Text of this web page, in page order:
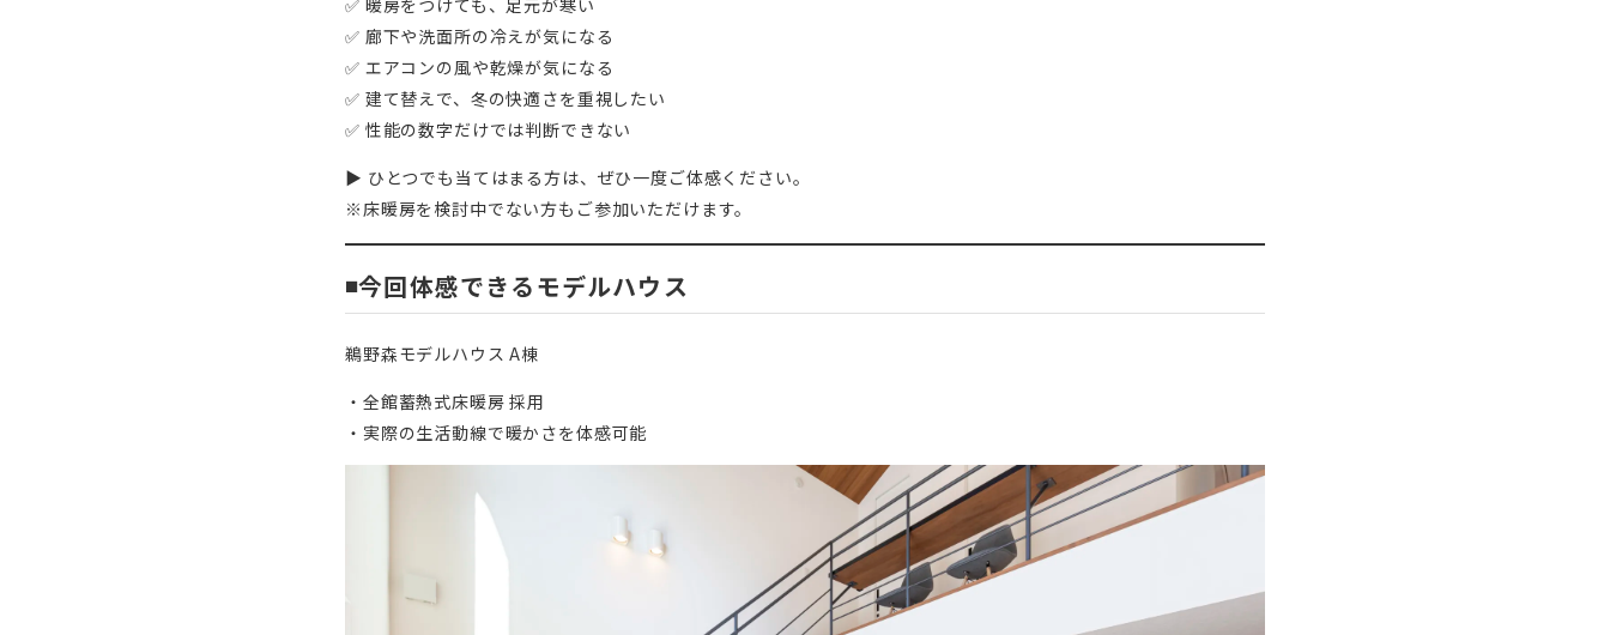
✅ 暖房をつけても、足元が寒い
✅ 廊下や洗面所の冷えが気になる
✅ エアコンの風や乾燥が気になる
✅ 建て替えで、冬の快適さを重視したい
✅ 性能の数字だけでは判断できない
▶︎ ひとつでも当てはまる方は、ぜひ一度ご体感ください。
※床暖房を検討中でない方もご参加いただけます。
◾️今回体感できるモデルハウス
鵜野森モデルハウス A棟
・全館蓄熱式床暖房 採用
・実際の生活動線で暖かさを体感可能